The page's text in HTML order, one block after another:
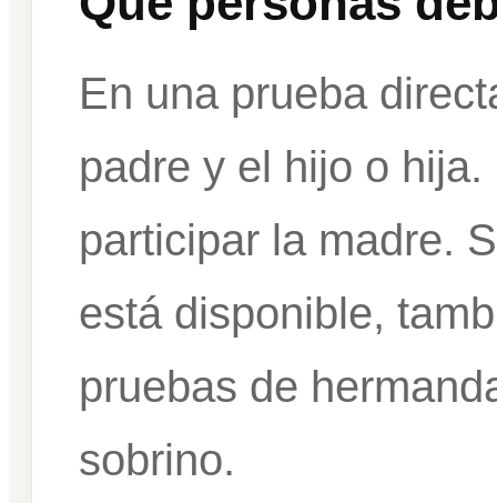
En una prueba
padre y el hijo o
participar la madre.
está disponible,
pruebas de
sobrino.